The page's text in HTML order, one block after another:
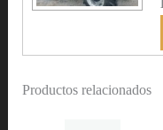
Productos relacionados